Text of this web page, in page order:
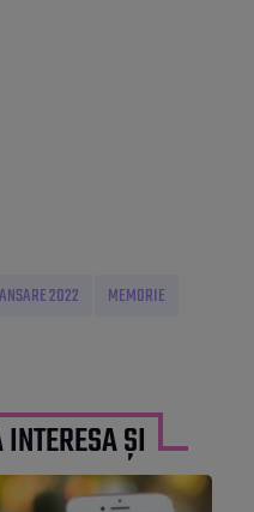
2022
MEMORIE
ȘI